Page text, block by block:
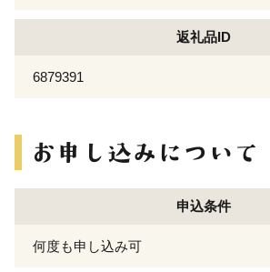
返礼品ID
6879391
申込条件
何度も申し込み可